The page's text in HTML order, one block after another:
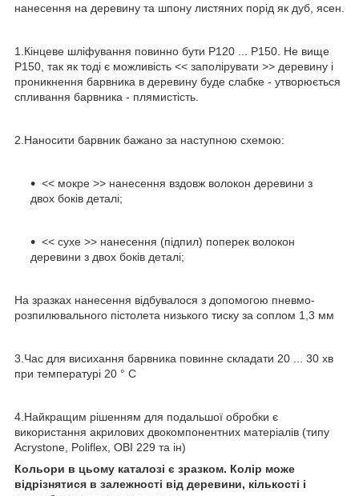
нанесення на деревину та шпону листяних порід як дуб, ясен.
1.Кінцеве шліфування повинно бути Р120 ... Р150. Не вище
Р150, так як тоді є можливість << заполірувати >> деревину і
проникнення барвника в деревину буде слабке - утворюється
спливання барвника - плямистість.
2.Наносити барвник бажано за наступною схемою:
<< мокре >> нанесення вздовж волокон деревини з
двох боків деталі;
<< сухе >> нанесення (підпил) поперек волокон
деревини з двох боків деталі;
На зразках нанесення відбувалося з допомогою пневмо-
розпилювального пістолета низького тиску за соплом 1,3 мм
3.Час для висихання барвника повинне складати 20 ... 30 хв
при температурі 20 ° С
4.Найкращим рішенням для подальшої обробки є
використання акрилових двокомпонентних матеріалів (типу
Acrystone, Poliflex, OBI 229 та ін)
Кольори в цьому каталозі є зразком. Колір може
відрізнятися в залежності від деревини, кількості і